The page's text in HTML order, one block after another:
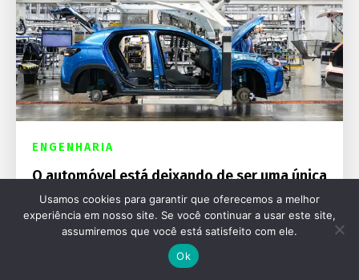
ENGENHARIA
O automóvel está deixando de ser uma única
indústria: a divisão entre mobilidade e
paixão
Usamos cookies para garantir que oferecemos a melhor
experiência em nosso site. Se você continuar a usar este site,
assumiremos que você está satisfeito com ele.
Ok